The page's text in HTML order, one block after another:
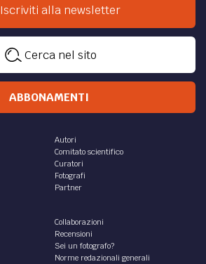
Iscriviti alla newsletter
Cerca nel sito
ABBONAMENTI
Autori
Comitato scientifico
Curatori
Fotografi
Partner
Collaborazioni
Recensioni
Sei un fotografo?
Norme redazionali generali